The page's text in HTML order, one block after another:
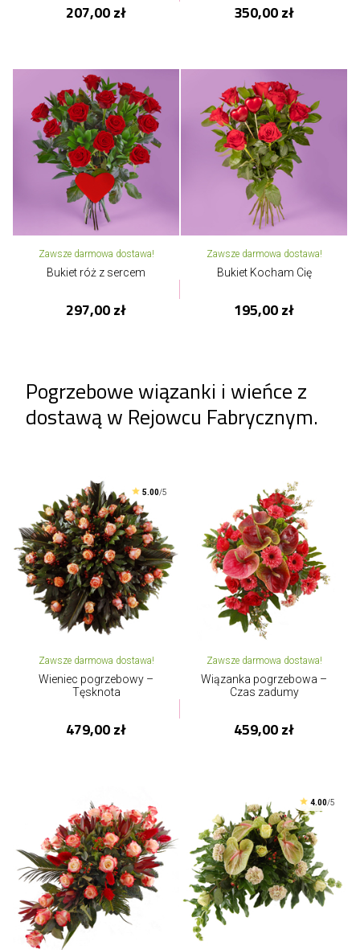
207,00 zł 350,00 zł
Zawsze darmowa dostawa!
Bukiet róż z sercem
297,00 zł
Zawsze darmowa dostawa!
Bukiet Kocham Cię
195,00 zł
Pogrzebowe wiązanki i wieńce z
dostawą w Rejowcu Fabrycznym.
5.00/5
Zawsze darmowa dostawa!
Wieniec pogrzebowy –
Tęsknota
479,00 zł
Zawsze darmowa dostawa!
Wiązanka pogrzebowa –
Czas zadumy
459,00 zł
4.00/5